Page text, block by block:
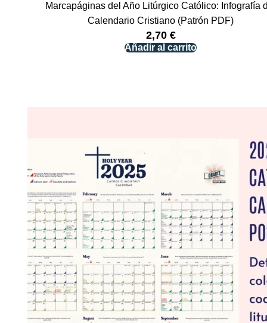
Marcapáginas del Año Litúrgico Católico: Infografía
Calendario Cristiano (Patrón PDF)
2,70 €
Añadir al carrito